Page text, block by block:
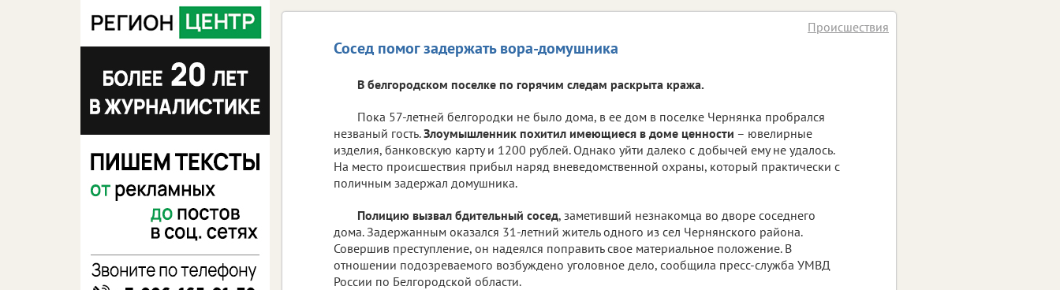
Сосед помог задержать вора-домушника
Происшествия
В белгородском поселке по горячим следам раскрыта кража.
Пока 57-летней белгородки не было дома, в ее дом в поселке Чернянка пробрался
незваный гость.Злоумышленник похитил имеющиеся в доме ценности – ювелирные
изделия, банковскую карту и 1200 рублей. Однако уйти далеко с добычей ему не удалось.
На место происшествия прибыл наряд вневедомственной охраны, который практически с
поличным задержал домушника.
Полицию вызвал бдительный сосед, заметивший незнакомца во дворе соседнего
дома. Задержанным оказался 31-летний житель одного из сел Чернянского района.
Совершив преступление, он надеялся поправить свое материальное положение. В
отношении подозреваемого возбуждено уголовное дело, сообщила пресс-служба УМВД
России по Белгородской области.